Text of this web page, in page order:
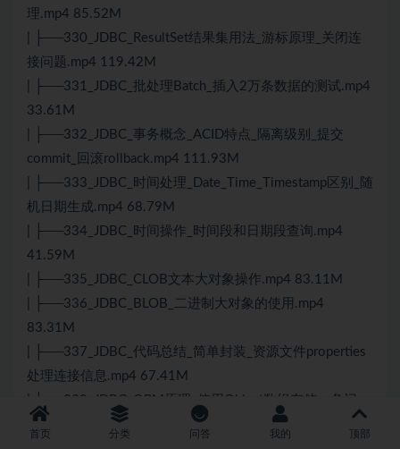
理.mp4 85.52M
| ├──330_JDBC_ResultSet结果集用法_游标原理_关闭连
接问题.mp4 119.42M
| ├──331_JDBC_批处理Batch_插入2万条数据的测试.mp4
33.61M
| ├──332_JDBC_事务概念_ACID特点_隔离级别_提交
commit_回滚rollback.mp4 111.93M
| ├──333_JDBC_时间处理_Date_Time_Timestamp区别_随
机日期生成.mp4 68.79M
| ├──334_JDBC_时间操作_时间段和日期段查询.mp4
41.59M
| ├──335_JDBC_CLOB文本大对象操作.mp4 83.11M
| ├──336_JDBC_BLOB_二进制大对象的使用.mp4
83.31M
| ├──337_JDBC_代码总结_简单封装_资源文件properties
处理连接信息.mp4 67.41M
| ├──338_JDBC_ORM原理_使用Object数组存储一条记
录.mp4 76.72M
首页 分类 问答 我的 顶部